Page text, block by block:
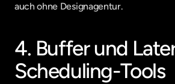
auch ohne Designagentur.
4. Buffer und
Scheduling-Tools